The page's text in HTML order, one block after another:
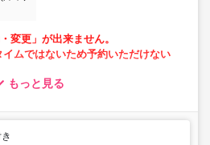
変更」が出来ません。
イムではないため予約いただけない
もっと見る